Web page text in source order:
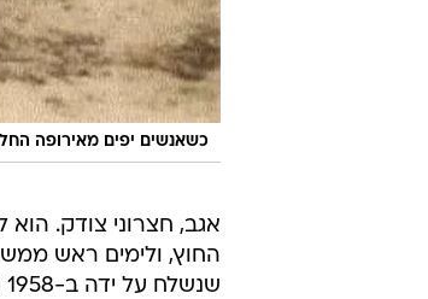
כשאנשים יפים מאירופה
אגב, חצרוני צודק.
החוץ, ולימים ראש